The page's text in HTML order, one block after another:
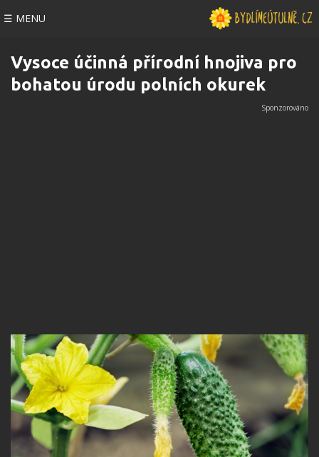
☰ MENU
Vysoce účinná přírodní hnojiva pro
bohatou úrodu polních okurek